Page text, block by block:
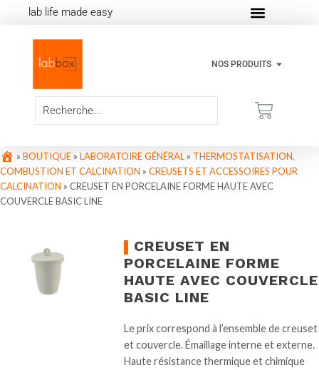
lab life made easy
NOS PRODUITS
» BOUTIQUE » LABORATOIRE GÉNÉRAL » THERMOSTATISATION,
COMBUSTION ET CALCINATION » CREUSETS ET ACCESSOIRES POUR
CALCINATION » CREUSET EN PORCELAINE FORME HAUTE AVEC
COUVERCLE BASIC LINE
CREUSET EN
PORCELAINE FORME
HAUTE AVEC COUVERCLE
BASIC LINE
Le prix correspond à l’ensemble de creuset
et couvercle. Émaillage interne et externe.
Haute résistance thermique et chimique